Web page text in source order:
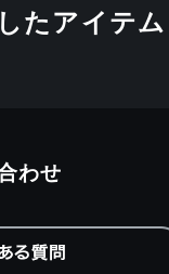
たアイテム
わせ